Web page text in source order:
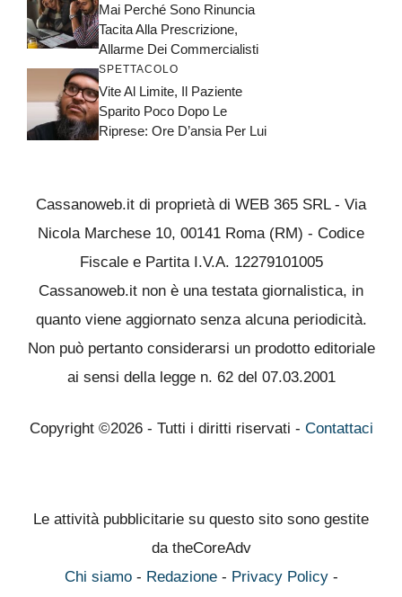
Mai Perché Sono Rinuncia
Tacita Alla Prescrizione,
Allarme Dei Commercialisti
SPETTACOLO
Vite Al Limite, Il Paziente
Sparito Poco Dopo Le
Riprese: Ore D’ansia Per Lui
Cassanoweb.it di proprietà di WEB 365 SRL - Via
Nicola Marchese 10, 00141 Roma (RM) - Codice
Fiscale e Partita I.V.A. 12279101005
Cassanoweb.it non è una testata giornalistica, in
quanto viene aggiornato senza alcuna periodicità.
Non può pertanto considerarsi un prodotto editoriale
ai sensi della legge n. 62 del 07.03.2001
Copyright ©2026 - Tutti i diritti riservati - Contattaci
Le attività pubblicitarie su questo sito sono gestite
da theCoreAdv
Chi siamo- Redazione- Privacy Policy-